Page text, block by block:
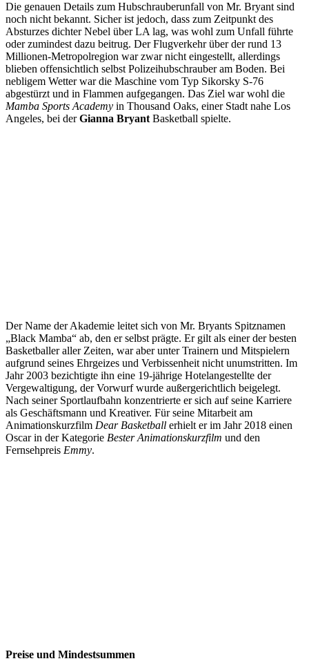
Die genauen Details zum Hubschrauberunfall von Mr. Bryant sind
noch nicht bekannt. Sicher ist jedoch, dass zum Zeitpunkt des
Absturzes dichter Nebel über LA lag, was wohl zum Unfall führte
oder zumindest dazu beitrug. Der Flugverkehr über der rund 13
Millionen-Metropolregion war zwar nicht eingestellt, allerdings
blieben offensichtlich selbst Polizeihubschrauber am Boden. Bei
nebligem Wetter war die Maschine vom Typ Sikorsky S-76
abgestürzt und in Flammen aufgegangen. Das Ziel war wohl die
Mamba Sports Academy in Thousand Oaks, einer Stadt nahe Los
Angeles, bei derGianna BryantBasketball spielte.
Der Name der Akademie leitet sich von Mr. Bryants Spitznamen
„Black Mamba“ ab, den er selbst prägte. Er gilt als einer der besten
Basketballer aller Zeiten, war aber unter Trainern und Mitspielern
aufgrund seines Ehrgeizes und Verbissenheit nicht unumstritten. Im
Jahr 2003 bezichtigte ihn eine 19-jährige Hotelangestellte der
Vergewaltigung, der Vorwurf wurde außergerichtlich beigelegt.
Nach seiner Sportlaufbahn konzentrierte er sich auf seine Karriere
als Geschäftsmann und Kreativer. Für seine Mitarbeit am
Animationskurzfilm Dear Basketball erhielt er im Jahr 2018 einen
Oscar in der Kategorie Bester Animationskurzfilm und den
Fernsehpreis Emmy.
Preise und Mindestsummen